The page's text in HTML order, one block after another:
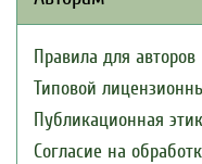
Правила для авторов
Типовой
Публикационная
Согласие на